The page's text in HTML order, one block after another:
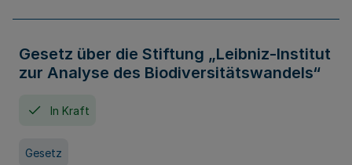
Gesetz über die Stiftung „Leibniz-Institut
zur Analyse des Biodiversitätswandels“
In Kraft
Gesetz